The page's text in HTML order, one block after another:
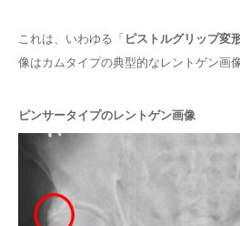
これは、いわゆる「 ピストルグリップ変
像はカムタイプの典型的なレントゲン画像
ピンサータイプのレントゲン画像